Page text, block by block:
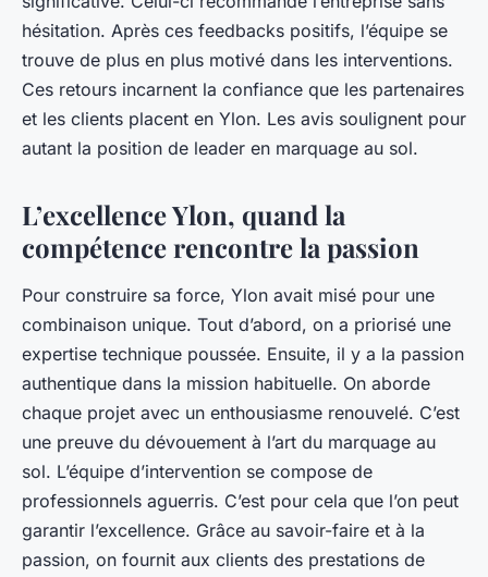
hésitation. Après ces feedbacks positifs, l’équipe se
trouve de plus en plus motivé dans les interventions.
Ces retours incarnent la confiance que les partenaires
et les clients placent en Ylon. Les avis soulignent pour
autant la position de leader en marquage au sol.
L’excellence Ylon, quand la
compétence rencontre la passion
Pour construire sa force, Ylon avait misé pour une
combinaison unique. Tout d’abord, on a priorisé une
expertise technique poussée. Ensuite, il y a la passion
authentique dans la mission habituelle. On aborde
chaque projet avec un enthousiasme renouvelé. C’est
une preuve du dévouement à l’art du marquage au
sol. L’équipe d’intervention se compose de
professionnels aguerris. C’est pour cela que l’on peut
garantir l’excellence. Grâce au savoir-faire et à la
passion, on fournit aux clients des prestations de